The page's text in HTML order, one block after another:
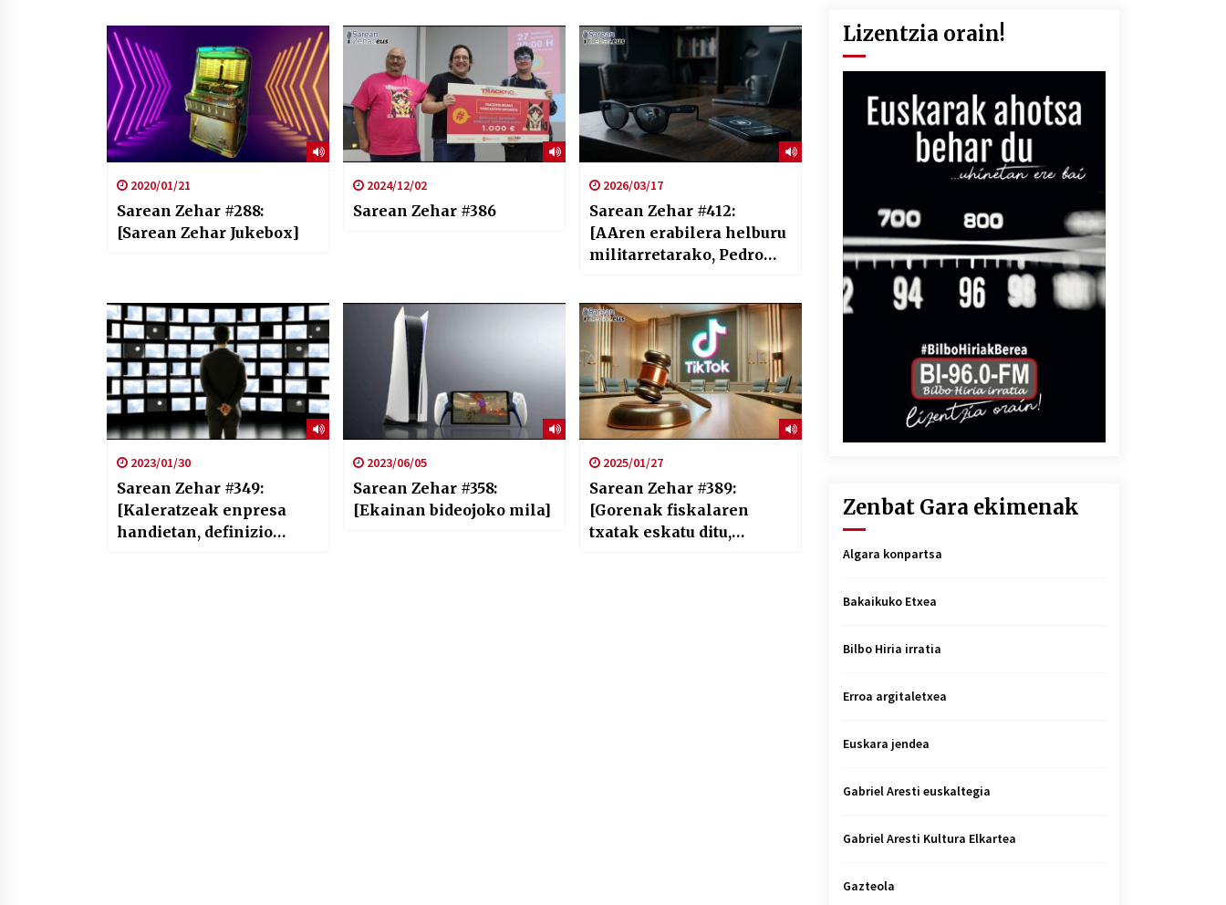
2020/01/21
Sarean Zehar #288:
[Sarean Zehar Jukebox]
2024/12/02
Sarean Zehar #386
2026/03/17
Sarean Zehar #412:
[AAren erabilera helburu
militarretarako, Pedro
Google garaitzen du, eta
pribatutasuna Metaren
betaurrekoetan]
2023/01/30
Sarean Zehar #349:
[Kaleratzeak enpresa
handietan, definizio
2023/06/05
Sarean Zehar #358:
[Ekainan bideojoko mila]
2025/01/27
Sarean Zehar #389:
[Gorenak fiskalaren
txatak eskatu ditu,
Lizentzia orain!
Zenbat Gara ekimenak
Algara konpartsa
Bakaikuko Etxea
Bilbo Hiria irratia
Erroa argitaletxea
Euskara jendea
Gabriel Aresti euskaltegia
Gabriel Aresti Kultura Elkartea
Gazteola